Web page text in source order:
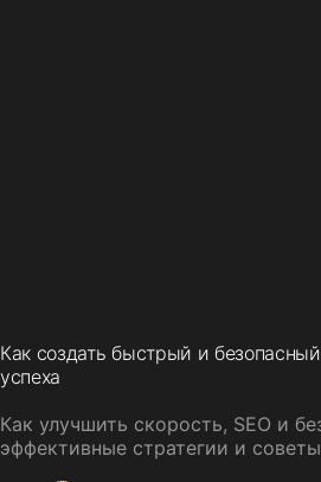
Как создать быстрый и
успеха
Как улучшить скорость, SEO и
эффективные стратегии и